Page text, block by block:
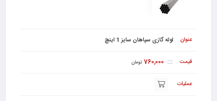
لوله گازی سپاهان سایز 1 اینچ
760,000 تومان